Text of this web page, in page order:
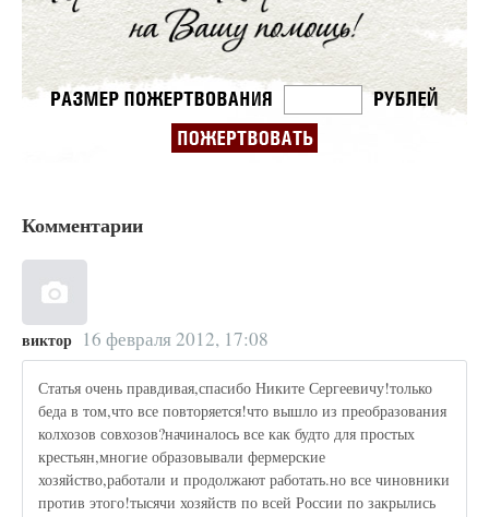
Комментарии
виктор 16 февраля 2012, 17:08
Статья очень правдивая,спасибо Никите Сергеевичу!только
беда в том,что все повторяется!что вышло из преобразования
колхозов совхозов?начиналось все как будто для простых
крестьян,многие образовывали фермерские
хозяйство,работали и продолжают работать.но все чиновники
против этого!тысячи хозяйств по всей России по закрылись